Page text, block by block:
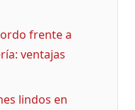
frente a
ventajas
lindos en